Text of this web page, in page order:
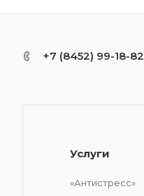
+7 (8452) 99-18-82
Услуги
«Антистресс»